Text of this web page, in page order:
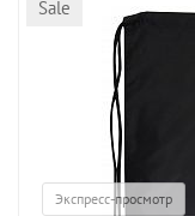
Sale
Экспресс-просмотр